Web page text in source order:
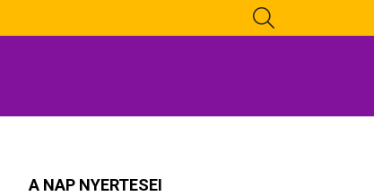
A NAP NYERTESEI